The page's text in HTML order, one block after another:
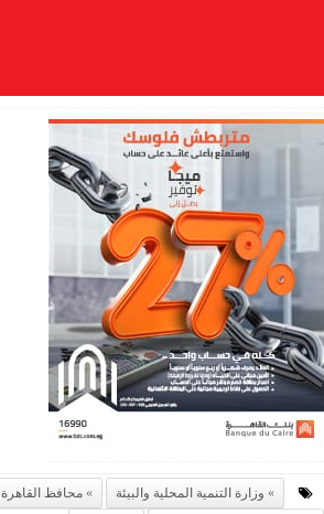
وزارة التنمية المحلية والبيئة
محافظ القاهرة